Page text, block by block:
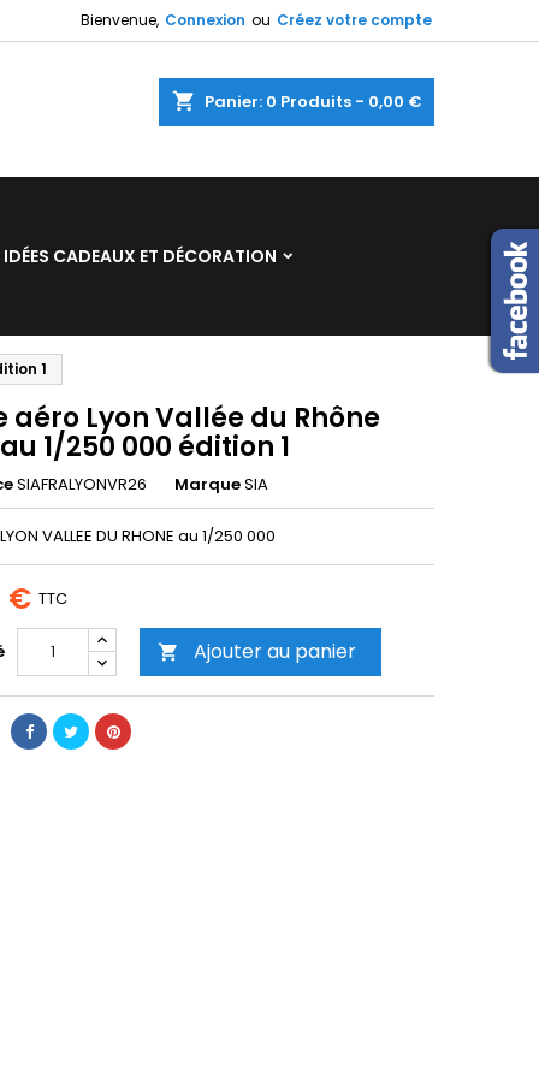
Bienvenue, Connexion ou Créez votre compte
shopping_cart Panier: 0 Produits - 0,00 €
IDÉES CADEAUX ET DÉCORATION
1
aéro Lyon Vallée du Rhône
1/250 000 édition 1
SIAFRALYONVR26 MarqueSIA
VALLEE DU RHONE au 1/250 000
€ TTC
 Ajouter au panier